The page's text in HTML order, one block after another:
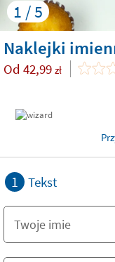
1 / 5
Naklejki
Od 42,99 zł
1 Tekst